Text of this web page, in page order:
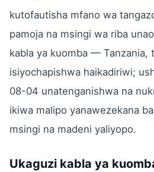
kutofautisha mfano wa
pamoja na msingi wa riba
kabla ya kuomba — Tanzania,
isiyochapishwa haikadiriwi;
08-04 unatenganishwa na
ikiwa malipo yanawezekana
msingi na madeni yaliyopo.
Ukaguzi kabla ya